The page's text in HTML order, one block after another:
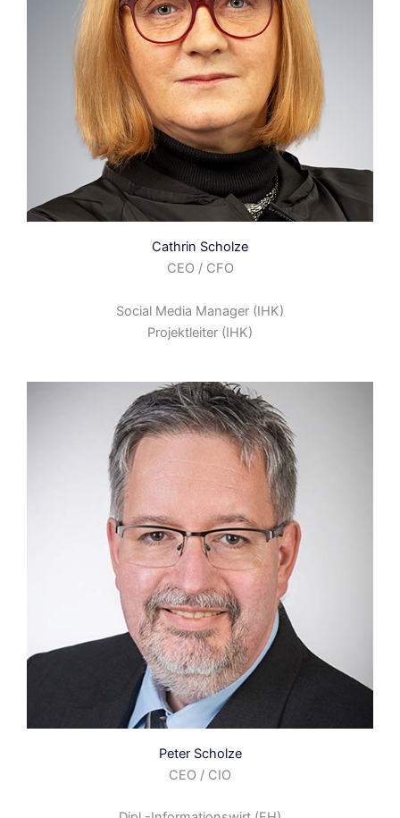
Cathrin Scholze
CEO / CFO
Social Media Manager (IHK)
Projektleiter (IHK)
Peter Scholze
CEO / CIO